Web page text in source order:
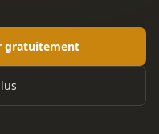
gratuitement